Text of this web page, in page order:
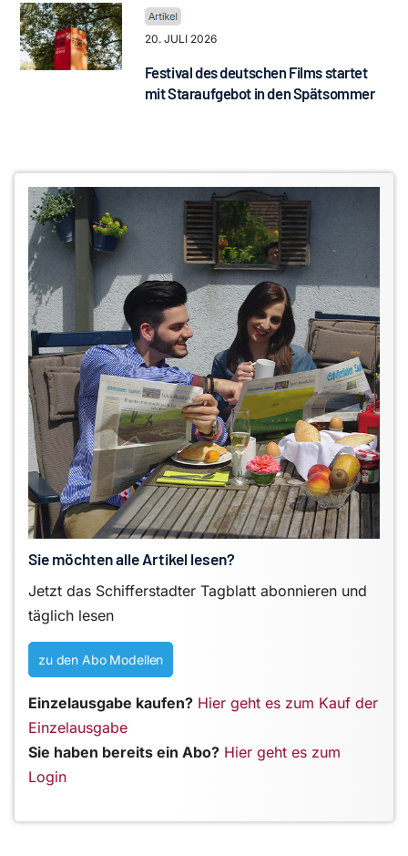
20. JULI 2026
Festival des deutschen Films startet
mit Staraufgebot in den Spätsommer
Sie möchten alle Artikel lesen?
Jetzt das Schifferstadter Tagblatt abonnieren und
täglich lesen
zu den Abo Modellen
Einzelausgabe kaufen? Hier geht es zum Kauf der
Einzelausgabe
Sie haben bereits ein Abo? Hier geht es zum
Login